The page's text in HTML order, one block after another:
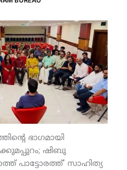
ഭാഗമായി
ഷിബു
പാട്ടോരത്ത്’ സാഹിത്യ